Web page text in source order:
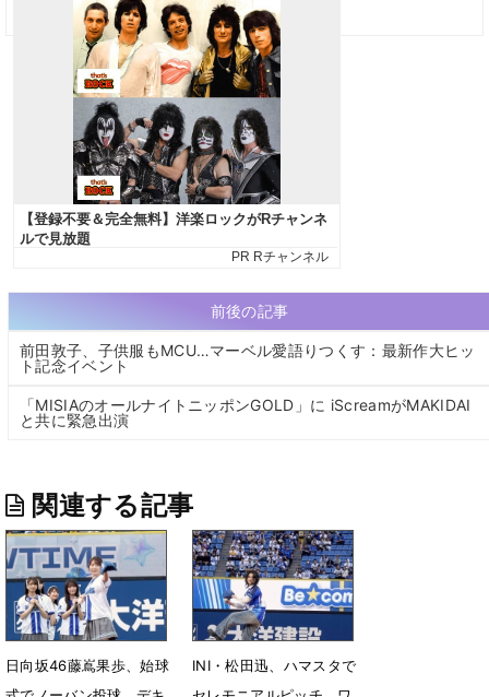
前後の記事
前田敦子、子供服もMCU…マーベル愛語りつくす：最新作大ヒッ
ト記念イベント
「MISIAのオールナイトニッポンGOLD」に iScreamがMAKIDAI
と共に緊急出演
関連する記事
日向坂46藤嶌果歩、始球
INI・松田迅、ハマスタで